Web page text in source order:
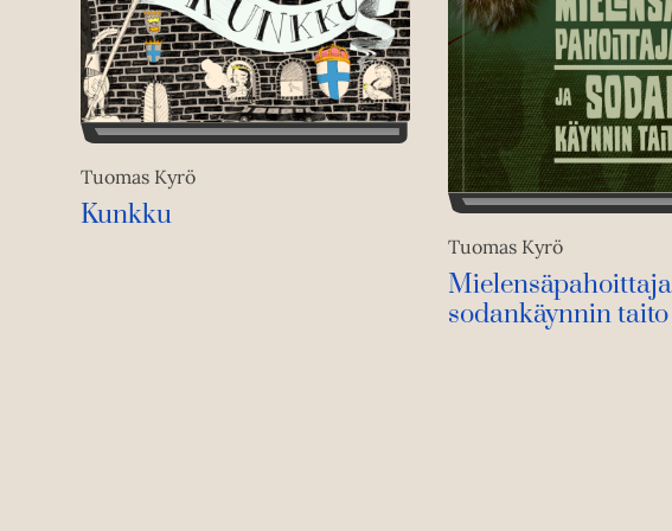
Tuomas Kyrö
Kunkku
Tuomas Kyrö
sodankäynnin taito